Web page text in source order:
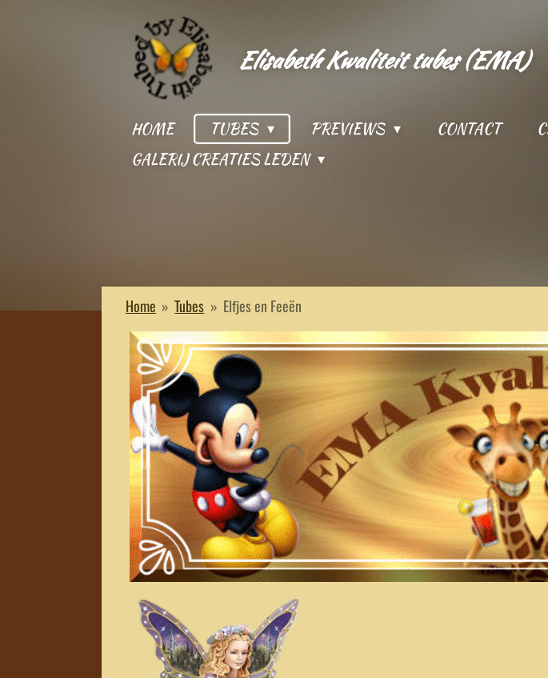
Elisabeth Kwaliteit tubes (EMA)
HOME TUBES PREVIEWS CONTACT
GALERIJ CREATIES LEDEN
Home » Tubes » Elfjes en Feeën